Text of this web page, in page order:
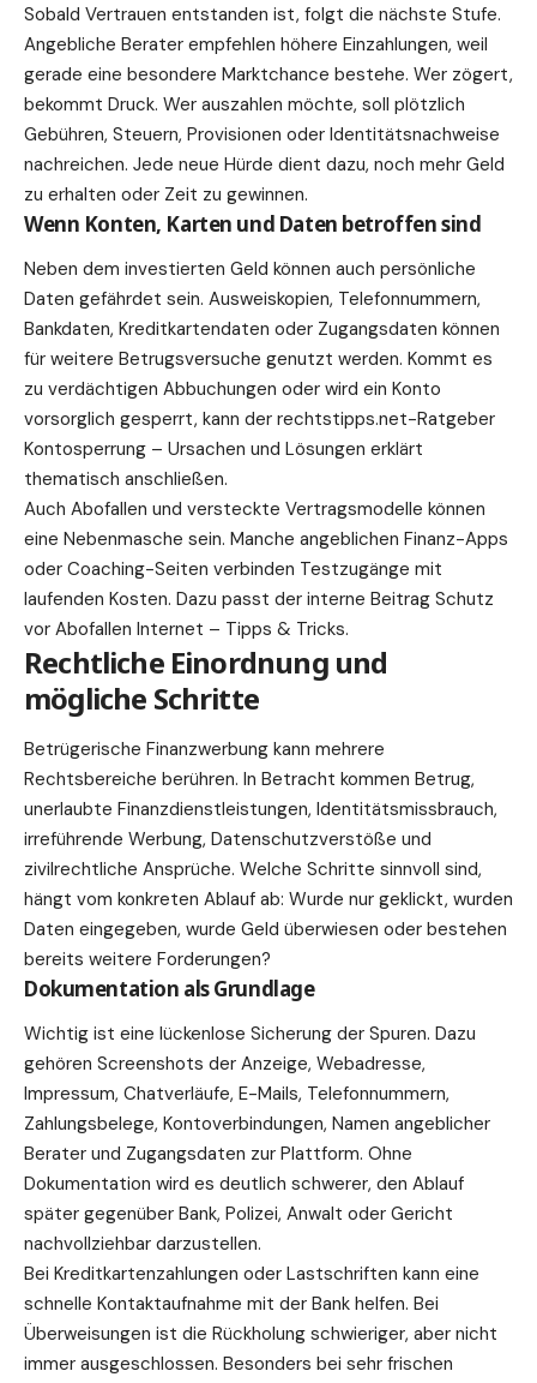
Sobald Vertrauen entstanden ist, folgt die nächste Stufe.
Angebliche Berater empfehlen höhere Einzahlungen, weil
gerade eine besondere Marktchance bestehe. Wer zögert,
bekommt Druck. Wer auszahlen möchte, soll plötzlich
Gebühren, Steuern, Provisionen oder Identitätsnachweise
nachreichen. Jede neue Hürde dient dazu, noch mehr Geld
zu erhalten oder Zeit zu gewinnen.
Wenn Konten, Karten und Daten betroffen sind
Neben dem investierten Geld können auch persönliche
Daten gefährdet sein. Ausweiskopien, Telefonnummern,
Bankdaten, Kreditkartendaten oder Zugangsdaten können
für weitere Betrugsversuche genutzt werden. Kommt es
zu verdächtigen Abbuchungen oder wird ein Konto
vorsorglich gesperrt, kann der rechtstipps.net-Ratgeber
Kontosperrung – Ursachen und Lösungen erklärt
thematisch anschließen.
Auch Abofallen und versteckte Vertragsmodelle können
eine Nebenmasche sein. Manche angeblichen Finanz-Apps
oder Coaching-Seiten verbinden Testzugänge mit
laufenden Kosten. Dazu passt der interne Beitrag Schutz
vor Abofallen Internet – Tipps & Tricks.
Rechtliche Einordnung und
mögliche Schritte
Betrügerische Finanzwerbung kann mehrere
Rechtsbereiche berühren. In Betracht kommen Betrug,
unerlaubte Finanzdienstleistungen, Identitätsmissbrauch,
irreführende Werbung, Datenschutzverstöße und
zivilrechtliche Ansprüche. Welche Schritte sinnvoll sind,
hängt vom konkreten Ablauf ab: Wurde nur geklickt, wurden
Daten eingegeben, wurde Geld überwiesen oder bestehen
bereits weitere Forderungen?
Dokumentation als Grundlage
Wichtig ist eine lückenlose Sicherung der Spuren. Dazu
gehören Screenshots der Anzeige, Webadresse,
Impressum, Chatverläufe, E-Mails, Telefonnummern,
Zahlungsbelege, Kontoverbindungen, Namen angeblicher
Berater und Zugangsdaten zur Plattform. Ohne
Dokumentation wird es deutlich schwerer, den Ablauf
später gegenüber Bank, Polizei, Anwalt oder Gericht
nachvollziehbar darzustellen.
Bei Kreditkartenzahlungen oder Lastschriften kann eine
schnelle Kontaktaufnahme mit der Bank helfen. Bei
Überweisungen ist die Rückholung schwieriger, aber nicht
immer ausgeschlossen. Besonders bei sehr frischen